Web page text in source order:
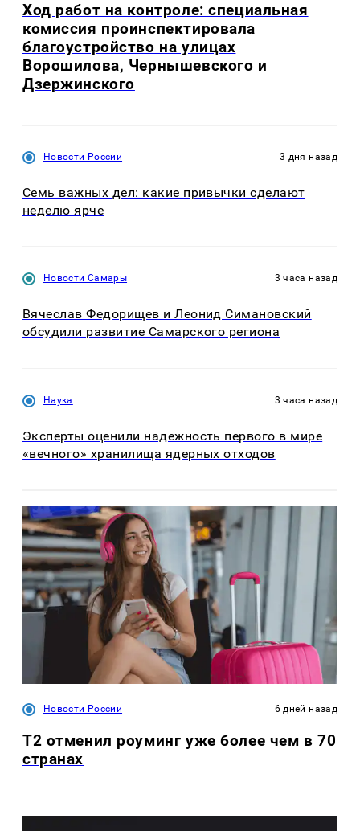
Ход работ на контроле: специальная
комиссия проинспектировала
благоустройство на улицах
Ворошилова, Чернышевского и
Дзержинского
Новости России 3 дня назад
Семь важных дел: какие привычки сделают
неделю ярче
Новости Самары 3 часа назад
Вячеслав Федорищев и Леонид Симановский
обсудили развитие Самарского региона
Наука 3 часа назад
Эксперты оценили надежность первого в мире
«вечного» хранилища ядерных отходов
Новости России 6 дней назад
Т2 отменил роуминг уже более чем в 70
странах